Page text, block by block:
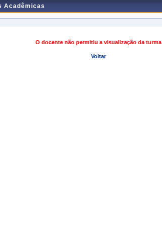
Acadêmicas
O docente não permitiu a visualização da turma
Voltar